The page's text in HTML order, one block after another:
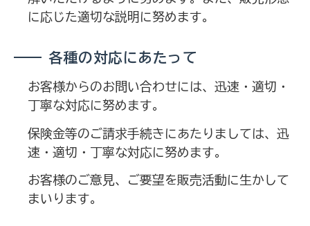
に応じた適切な説明に努めます。
各種の対応にあたって
お客様からのお問い合わせには、迅速・適切・
丁寧な対応に努めます。
保険金等のご請求手続きにあたりましては、迅
速・適切・丁寧な対応に努めます。
お客様のご意見、ご要望を販売活動に生かして
まいります。